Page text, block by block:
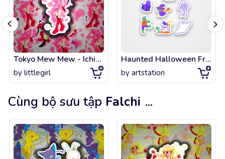
Tokyo Mew Mew - Ichigo
by littlegirl
Haunted Halloween Friends
by artstation
Cùng bộ sưu tập Falchi ...